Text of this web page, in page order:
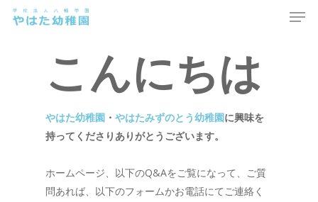
Skip
こんにちは
やはた幼稚園 ・ やはたみずのとう幼稚園に興味を
持ってくださりありがとうございます。
ホームページ、以下のQ&Aをご覧になって、ご質
問あれば、 以下のフォームかお電話にてご連絡く